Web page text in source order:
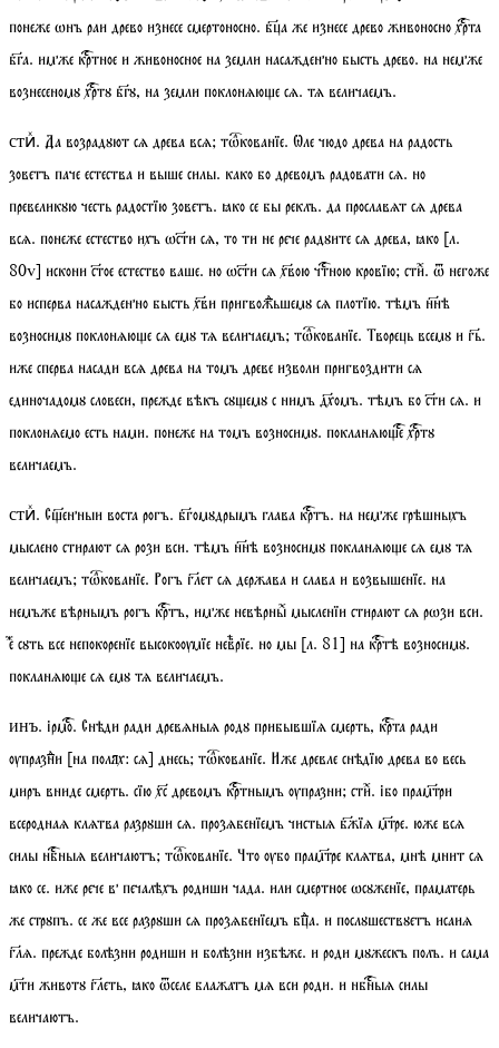
понеже ѡнъ раи древо изнесе смертоносно. бца же изнесе древо живоносно хрта
бга. имже кртное и живоносное на земли насажденно бысть древо. на немже
вознесеномꙋ хртꙋ бгꙋ, на земли поклонѧюе сѧ. тѧ величаемъ.
стиⷯ. Да возрадꙋют сѧ древа всѧ;тѡкованїе. Ѡле чюдо древа на радость
зоветъ паче естества и выше силы. како бо древомъ радовати сѧ. но
превеликꙋю честь радостїю зоветъ. ꙗко се бы реклъ. да прославѧт сѧ древа
всѧ. понеже естество ихъ ѡсти сѧ, то ти не рече радꙋите сѧ древа, ꙗко[л.
80v] искони стое естество ваше. но ѡсти сѧ хвою чтною кровїю;стиⷯ. ѿ негоже
бо исперва насажденно бысть хви пригвожⷣьшемꙋ сѧ плотїю. тѣмъ ннѣ
возносимꙋ поклонѧюе сѧ емꙋ тѧ величаемъ;тѡкованїе. Творець всемꙋ и гь.
иже сперва насади всѧ древа на томъ древе изволи пригвоздити сѧ
единочадомꙋ словеси, прежде вѣкъ сꙋемꙋ с нимъ дхомъ. тѣмъ бо сти сѧ. и
поклонѧемо есть нами. понеже на томъ возносимꙋ. покланѧюе хртꙋ
величаемъ.
стиⷯ. С҃енныи воста рогъ. бгомꙋдрымъ глава кртъ. на немже грѣшныхъ
мыслено стирают сѧ рози вси. тѣмъ ннѣ возносимꙋ покланѧюе сѧ емꙋ тѧ
величаемъ;тѡкованїе. Рогъ глет сѧ держава и слава и возвышенїе. на
немъже вѣрнымъ рогъ кртъ, имже невѣрныⷯ мысленїи стирают сѧ рѡзи вси.
еⷤ сꙋть все непокоренїе высокоѹмїе невⷺрїе. но мы[л. 81] на кртѣ возносимꙋ.
покланѧюе сѧ емꙋ тѧ величаемъ.
инъ. ірмо. Снѣди ради древѧныѧ родꙋ прибывшїѧ смерть, крта ради
ѹпразнⷣи [на полях:сѧ] днесь;тѡкованїе. Иже древле снѣдїю древа во весь
миръ вниде смерть. сїю хс древомъ кртнымъ ѹпразни;стиⷯ. ібо прамтри
всероднаѧ клѧтва разрꙋши сѧ. прозѧбенїемъ чистыѧ бжїѧ мтре. юже всѧ
силы нбныѧ величаютъ;тѡкованїе. Что ѹбо прамтре клѧтва, мнѣ мнит сѧ
ꙗко се. иже рече в печалѣхъ родиши чада. или смертное ѡсꙋженїе, праматерь
же стрꙋпъ. се же все разрꙋши сѧ прозѧбенїемъ бцⷣа. и послꙋшествꙋетъ исаиѧ
глѧ. прежде болѣзни родиши и болѣзни избѣже. и роди мꙋжескъ полъ. и сама
мти животꙋ глеть, ꙗко ѿселе блажатъ мѧ вси роди. и нбныѧ силы
величаютъ.